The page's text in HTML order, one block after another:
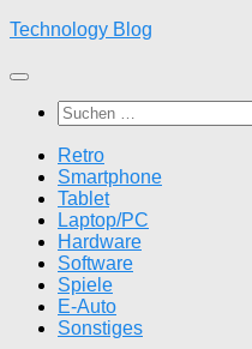
Zum
springen
Technology Blog
Suchen
nach:
Retro
Smartphone
Tablet
Laptop/PC
Hardware
Software
Spiele
E-Auto
Sonstiges